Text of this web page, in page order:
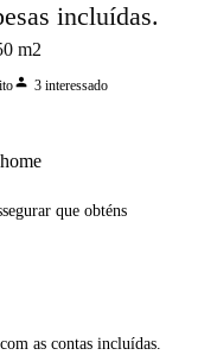
incluídas.
m2
person 3 interessado
que obténs
as contas incluídas.